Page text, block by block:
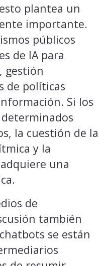
plantea un
importante.
públicos
de IA para
gestión
de políticas
Si los
la cuestión de la
y la
una
de
también
se están